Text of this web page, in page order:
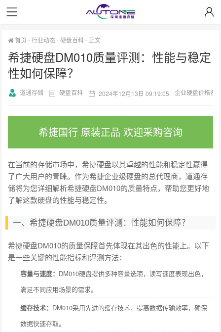
首页 -行业动态-硬盘百科- 正文
希捷硬盘DM010质量评测：性能与稳定
性如何保障？
道通存储 硬盘百科 2024年12月13日 09:19:05 企业硬盘价格表
希捷国行 原装正品 欢迎采购咨询
在当前的存储市场中，希捷硬盘以其卓越的性能和稳定性赢得
了广大用户的青睐。作为希捷企业级硬盘的总代理商，道通存
储将为您详细解析希捷硬盘DM010的质量特点，帮助您更好地
了解这款硬盘的性能与稳定性。
一、希捷硬盘DM010质量评测：性能如何保障？
希捷硬盘DM010的质量保障首先体现在其出色的性能上。以下
是一些关键的性能指标和评测方法：
容量与速度： DM010硬盘提供多种容量选项，读写速度表现出色，
满足不同应用场景的需求。
缓存技术： DM010采用先进的缓存技术，提高数据传输效率，确保
数据快速存取。